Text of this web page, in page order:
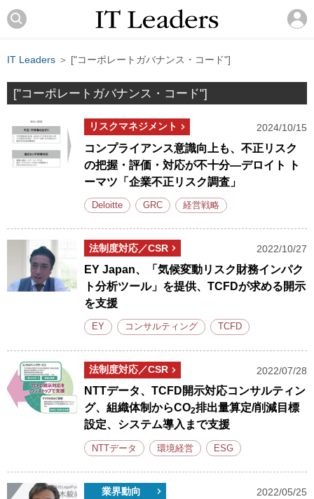
IT Leaders ＞ ["コーポレートガバナンス・コード"]
["コーポレートガバナンス・コード"]
リスクマネジメント 2024/10/15
コンプライアンス意識向上も、不正リスク
の把握・評価・対応が不十分―デロイト ト
ーマツ「企業不正リスク調査」
Deloitte GRC 経営戦略
法制度対応／CSR 2022/10/27
EY Japan、「気候変動リスク財務インパク
ト分析ツール」を提供、TCFDが求める開示
を支援
EY コンサルティング TCFD
法制度対応／CSR 2022/07/28
NTTデータ、TCFD開示対応コンサルティン
グ、組織体制からCO2排出量算定/削減目標
設定、システム導入まで支援
NTTデータ 環境経営 ESG
業界動向 2022/05/25